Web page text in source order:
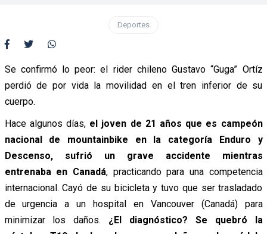
Deportes
Se confirmó lo peor: el rider chileno Gustavo “Guga” Ortíz
perdió de por vida la movilidad en el tren inferior de su
cuerpo.
Hace algunos días, el joven de 21 años que es campeón
nacional de mountainbike en la categoría Enduro y
Descenso, sufrió un grave accidente mientras
entrenaba en Canadá, practicando para una competencia
internacional. Cayó de su bicicleta y tuvo que ser trasladado
de urgencia a un hospital en Vancouver (Canadá) para
minimizar los daños. ¿El diagnóstico? Se quebró la